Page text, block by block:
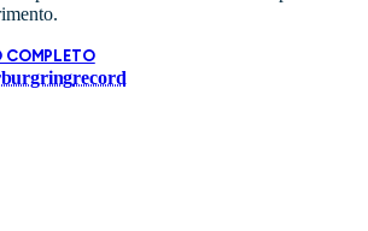
COMPLETO
record